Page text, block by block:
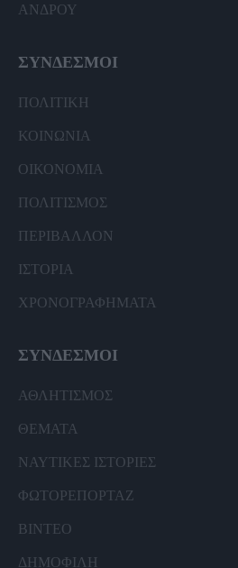
ΑΝΔΡΟΥ
ΣΥΝΔΕΣΜΟΙ
ΠΟΛΙΤΙΚΗ
ΚΟΙΝΩΝΙΑ
ΟΙΚΟΝΟΜΙΑ
ΠΟΛΙΤΙΣΜΟΣ
ΠΕΡΙΒΑΛΛΟΝ
ΙΣΤΟΡΙΑ
ΧΡΟΝΟΓΡΑΦΗΜΑΤΑ
ΣΥΝΔΕΣΜΟΙ
ΑΘΛΗΤΙΣΜΟΣ
ΘΕΜΑΤΑ
ΝΑΥΤΙΚΕΣ ΙΣΤΟΡΙΕΣ
ΦΩΤΟΡΕΠΟΡΤΑΖ
ΒΙΝΤΕΟ
ΔΗΜΟΦΙΛΗ